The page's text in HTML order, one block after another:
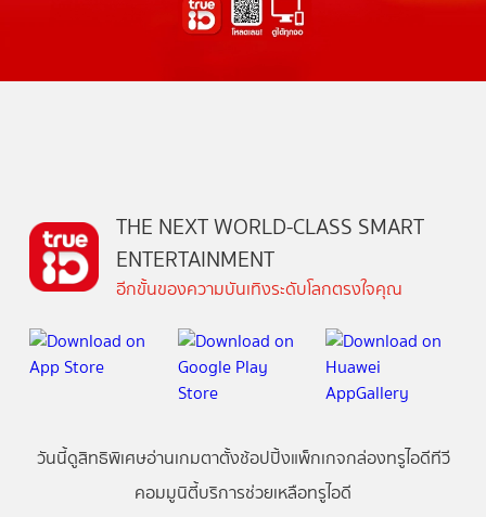
THE NEXT WORLD-CLASS SMART
ENTERTAINMENT
อีกขั้นของความบันเทิงระดับโลกตรงใจคุณ
วันนี้ดูสิทธิพิเศษอ่านเกมตาตั้งช้อปปิ้งแพ็กเกจกล่องทรูไอดีทีวี
คอมมูนิตี้บริการช่วยเหลือทรูไอดี